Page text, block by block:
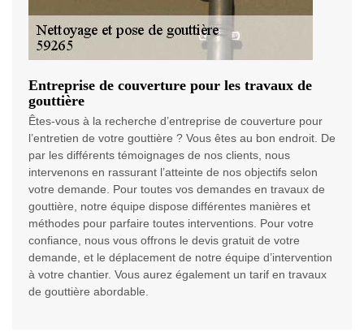
Entreprise de couverture pour les travaux de
gouttière
Êtes-vous à la recherche d’entreprise de couverture pour
l’entretien de votre gouttière ? Vous êtes au bon endroit. De
par les différents témoignages de nos clients, nous
intervenons en rassurant l’atteinte de nos objectifs selon
votre demande. Pour toutes vos demandes en travaux de
gouttière, notre équipe dispose différentes manières et
méthodes pour parfaire toutes interventions. Pour votre
confiance, nous vous offrons le devis gratuit de votre
demande, et le déplacement de notre équipe d’intervention
à votre chantier. Vous aurez également un tarif en travaux
de gouttière abordable.